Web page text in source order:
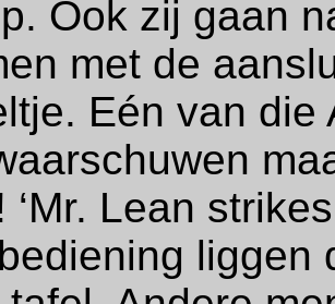
Ook zij gaan
met de
Eén van die
‘Mr. Lean
liggen